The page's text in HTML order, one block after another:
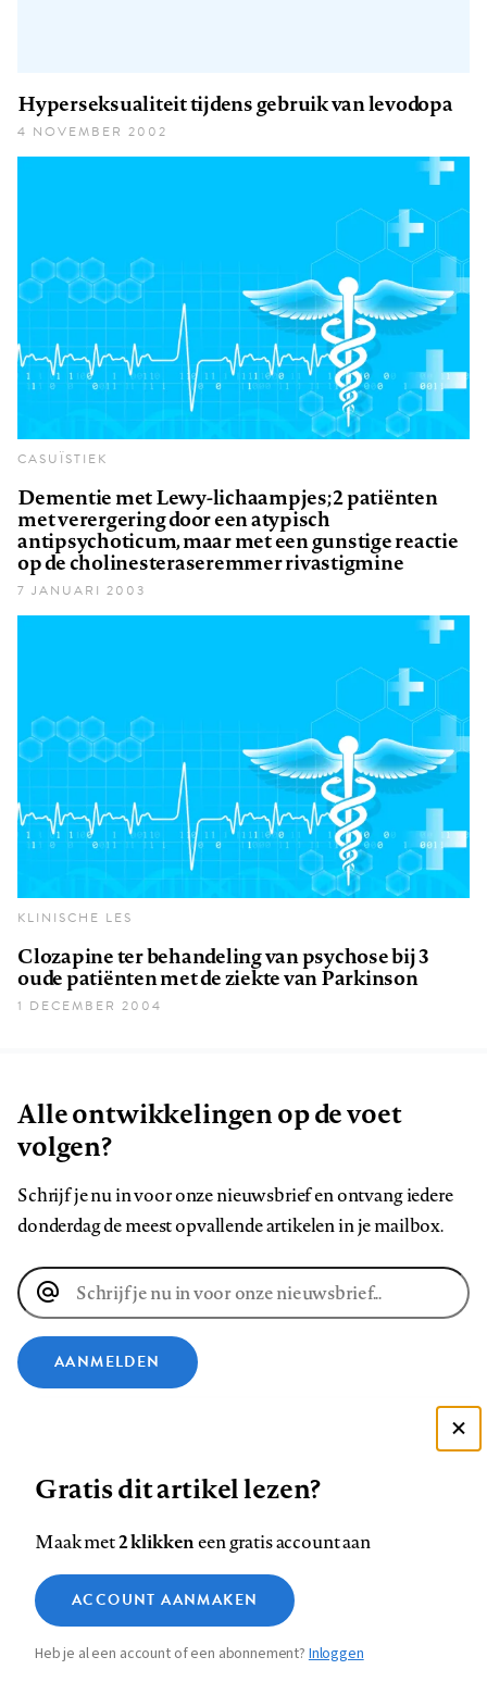
Hyperseksualiteit tijdens gebruik van levodopa
4 NOVEMBER 2002
CASUÏSTIEK
Dementie met Lewy-lichaampjes; 2 patiënten
met verergering door een atypisch
antipsychoticum, maar met een gunstige reactie
op de cholinesteraseremmer rivastigmine
7 JANUARI 2003
KLINISCHE LES
Clozapine ter behandeling van psychose bij 3
oude patiënten met de ziekte van Parkinson
1 DECEMBER 2004
Alle ontwikkelingen op de voet
volgen?
Schrijf je nu in voor onze nieuwsbrief en ontvang iedere
donderdag de meest opvallende artikelen in je mailbox.
E-
mailadres
AANMELDEN
Volg
ons
Facebook
Volg
ons
op
LinkedIn
Volg
ons
op
Bluesky
Volg
ons
op
Instagram
Volg
ons
op
YouTube
ons
Footer
navigation
Contact Colofon Disclaimer Privacy
Medische vragen verdienen
betrouwbare antwoorden
Zie onze cookie policy
Analytische cookies
Marketing cookies
Gratis dit artikel lezen?
Maak met2 klikkeneen gratis account aan
ACCOUNT AANMAKEN
Heb je al een account of een abonnement?Inloggen